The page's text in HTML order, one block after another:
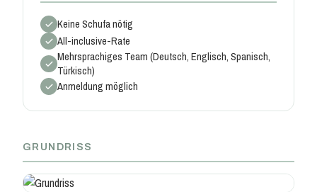
Keine Schufa nötig
All-inclusive-Rate
Mehrsprachiges Team (Deutsch, Englisch, Spanisch,
Türkisch)
Anmeldung möglich
GRUNDRISS